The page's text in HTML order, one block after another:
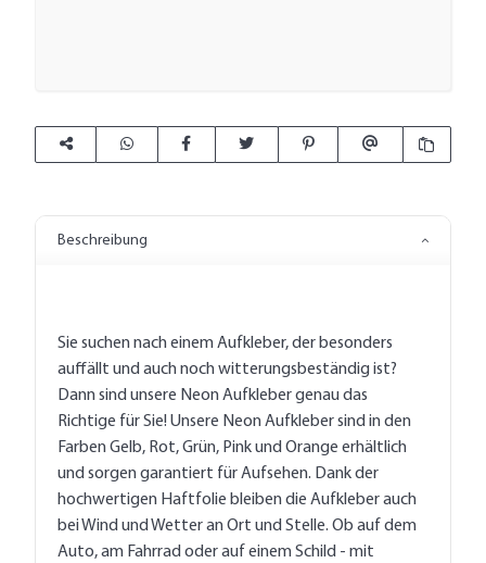
Beschreibung
Sie suchen nach einem Aufkleber, der besonders
auffällt und auch noch witterungsbeständig ist?
Dann sind unsere Neon Aufkleber genau das
Richtige für Sie! Unsere Neon Aufkleber sind in den
Farben Gelb, Rot, Grün, Pink und Orange erhältlich
und sorgen garantiert für Aufsehen. Dank der
hochwertigen Haftfolie bleiben die Aufkleber auch
bei Wind und Wetter an Ort und Stelle. Ob auf dem
Auto, am Fahrrad oder auf einem Schild - mit